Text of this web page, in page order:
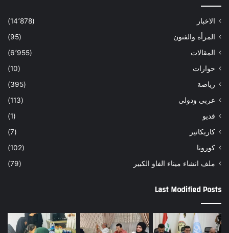
الاخبار
(14٬878)
المرأة والفنون
(95)
المقالات
(6٬955)
حوارات
(10)
رياضة
(395)
عربي ودولي
(113)
فديو
(1)
كاريكاتير
(7)
كورونا
(102)
ملف انشاء ميناء الفاو الكبير
(79)
Last Modified Posts